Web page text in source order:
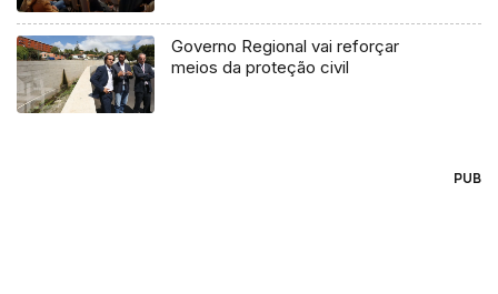
Governo Regional vai reforçar
meios da proteção civil
PUB